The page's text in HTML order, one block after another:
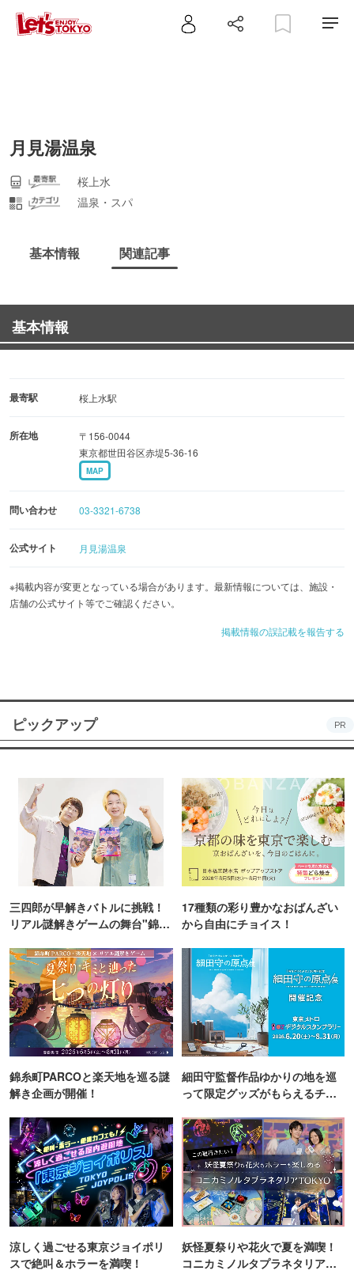
月見湯温泉
桜上水
温泉・スパ
基本情報 関連記事
基本情報
最寄駅 桜上水駅
所在地
〒156-0044
東京都世田谷区赤堤5-36-16
MAP
問い合わせ 03-3321-6738
公式サイト 月見湯温泉
※掲載内容が変更となっている場合があります。最新情報については、施設・
店舗の公式サイト等でご確認ください。
掲載情報の誤記載を報告する
ピックアップ PR
三四郎が早解きバトルに挑戦！
リアル謎解きゲームの舞台"錦糸
17種類の彩り豊かなおばんざい
から自由にチョイス！
錦糸町PARCOと楽天地を巡る謎
解き企画が開催！
細田守監督作品ゆかりの地を巡
って限定グッズがもらえるチャ
涼しく過ごせる東京ジョイポリ
スで絶叫＆ホラーを満喫！
妖怪夏祭りや花火で夏を満喫！
コニカミノルタプラネタリア